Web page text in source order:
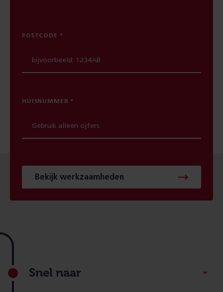
POSTCODE
HUISNUMMER
Bekijk werkzaamheden
Footer
Snel naar